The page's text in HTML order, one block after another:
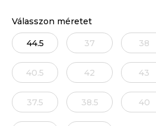
Válasszon méretet
44.5 37 38
40.5 42 43
37.5 38.5 40